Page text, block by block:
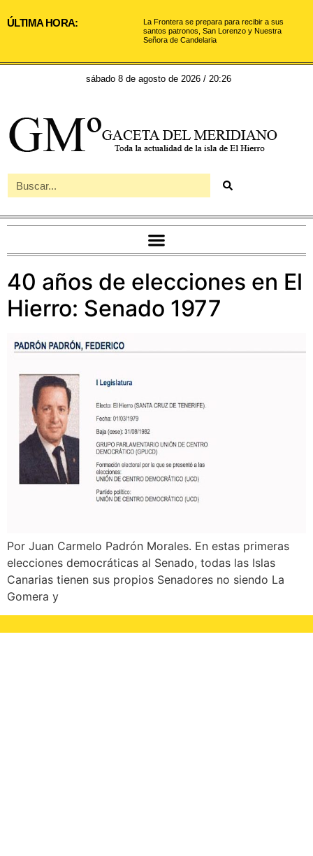
ÚLTIMA HORA:
La Frontera se prepara para recibir a sus
santos patronos, San Lorenzo y Nuestra
Señora de Candelaria
sábado 8 de agosto de 2026 / 20:26
40 años de elecciones en El
Hierro: Senado 1977
Por Juan Carmelo Padrón Morales. En estas primeras
elecciones democráticas al Senado, todas las Islas
Canarias tienen sus propios Senadores no siendo La
Gomera y